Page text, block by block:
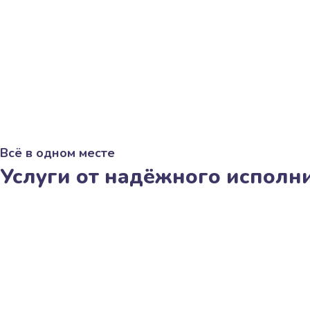
Всё в одном месте
Услуги от надёжного